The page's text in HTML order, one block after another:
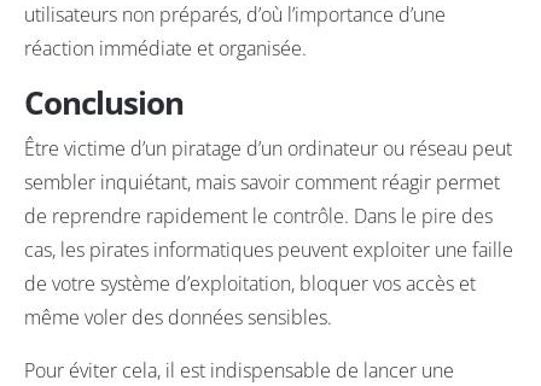
utilisateurs non préparés, d’où l’importance d’une
réaction immédiate et organisée.
Conclusion
Être victime d’un piratage d’un ordinateur ou réseau peut
sembler inquiétant, mais savoir comment réagir permet
de reprendre rapidement le contrôle. Dans le pire des
cas, les pirates informatiques peuvent exploiter une faille
de votre système d’exploitation, bloquer vos accès et
même voler des données sensibles.
Pour éviter cela, il est indispensable de lancer une